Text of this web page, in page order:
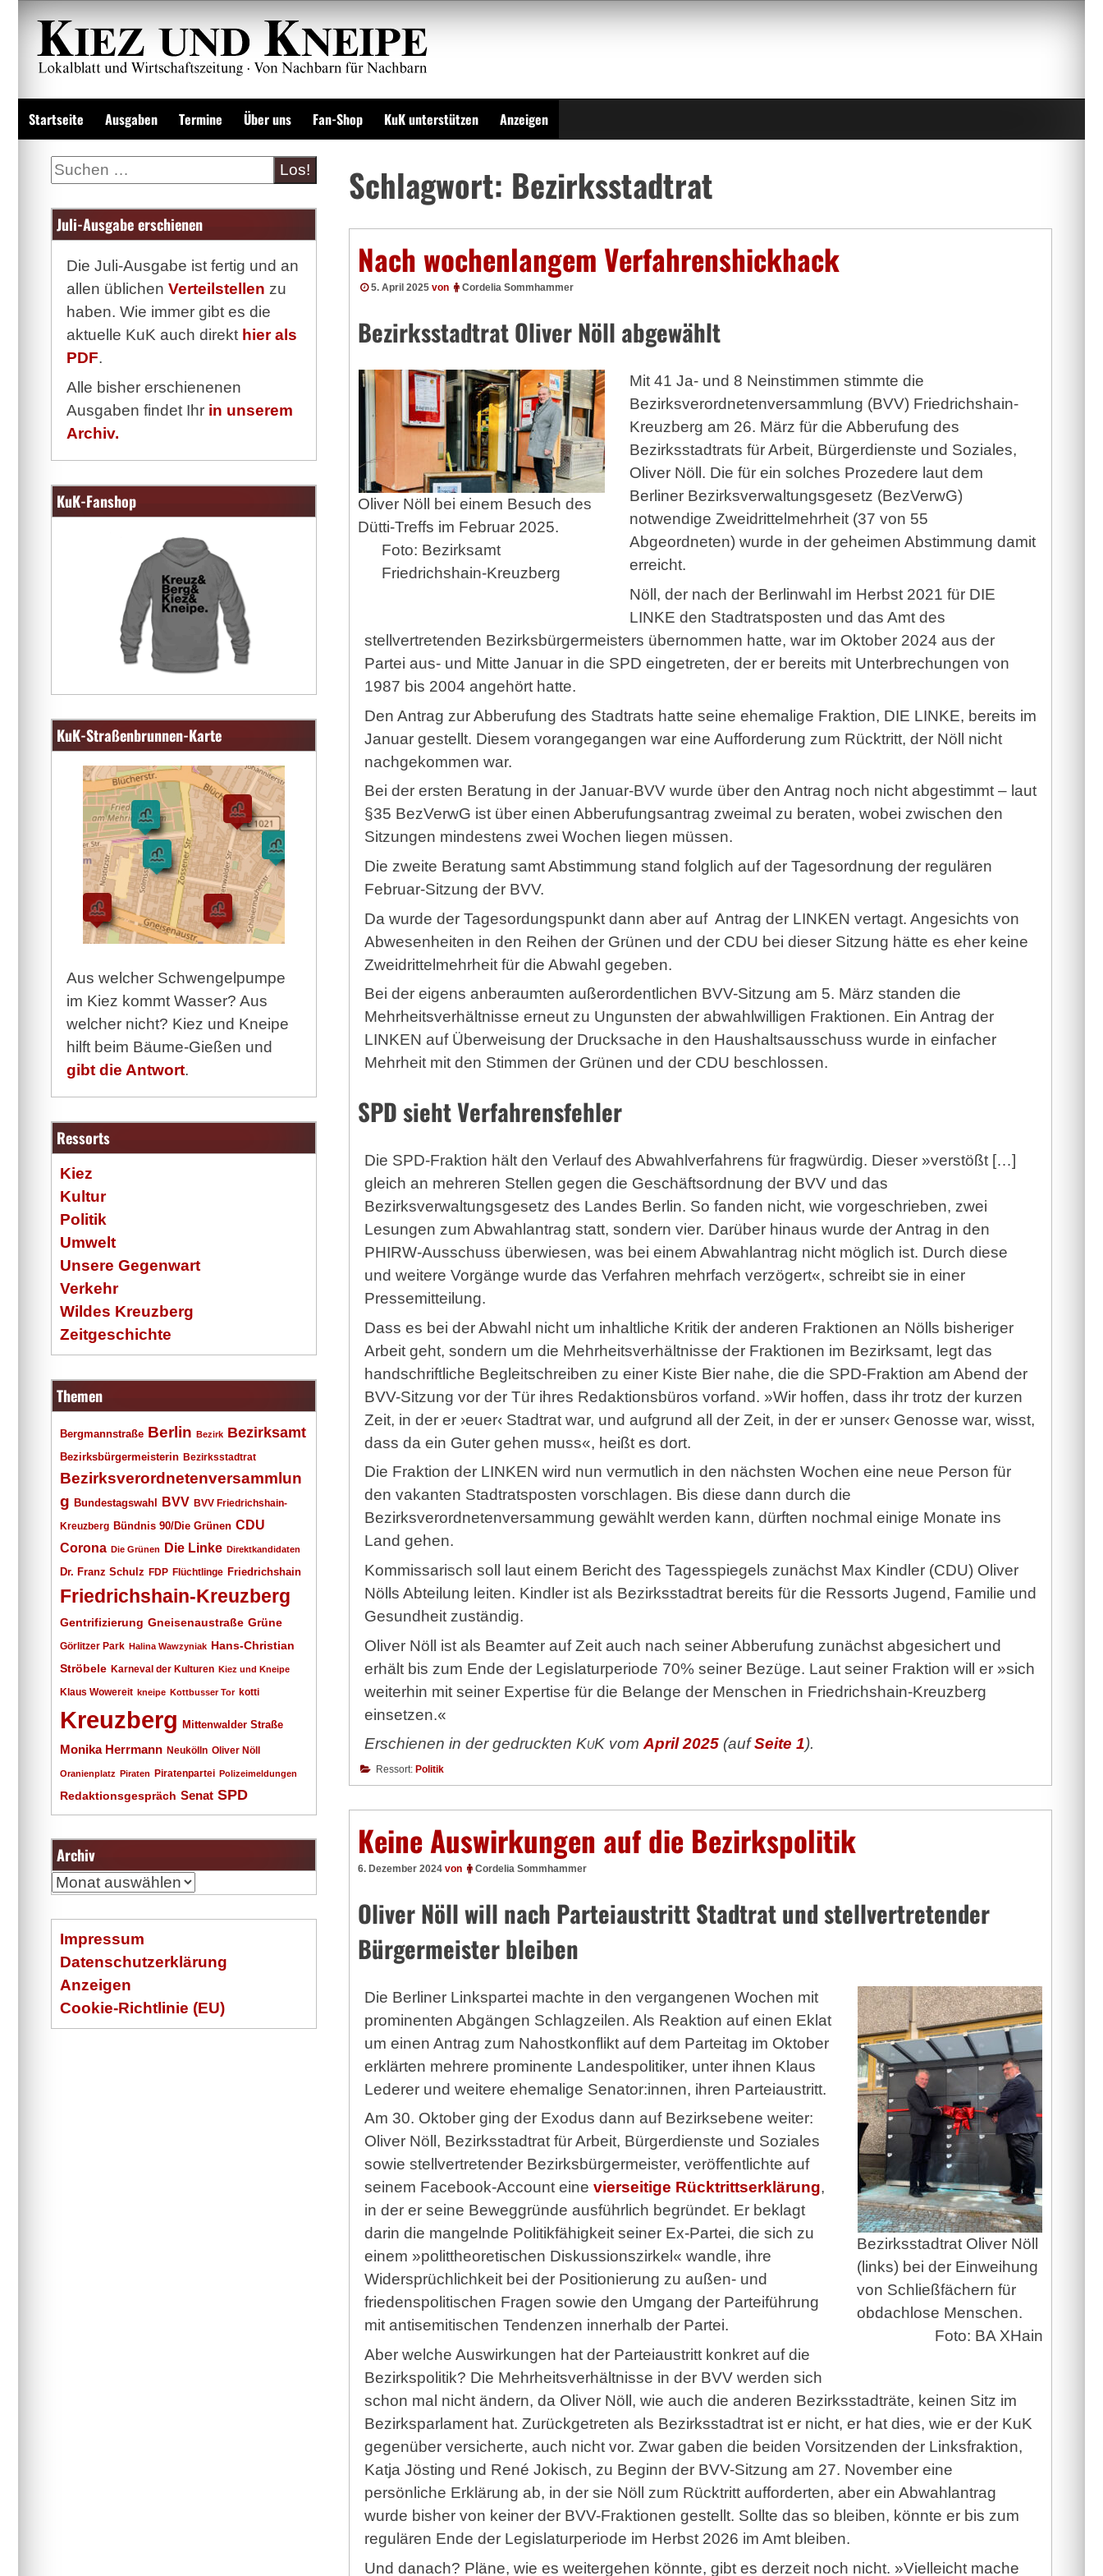
Zum
Inhalt
springen
Startseite Ausgaben Termine Über uns Fan-Shop KuK unterstützen Anzeigen
Schlagwort: Bezirksstadtrat
Nach wochenlangem Verfahrenshickhack
5. April 2025 von Cordelia Sommhammer
Bezirksstadtrat Oliver Nöll abgewählt
Oliver Nöll bei einem Besuch des
Dütti-Treffs im Februar 2025.
Foto: Bezirksamt
Friedrichshain-Kreuzberg
Mit 41 Ja- und 8 Neinstimmen stimmte die
Bezirksverordnetenversammlung (BVV) Friedrichshain-
Kreuzberg am 26. März für die Abberufung des
Bezirksstadtrats für Arbeit, Bürgerdienste und Soziales,
Oliver Nöll. Die für ein solches Prozedere laut dem
Berliner Bezirksverwaltungsgesetz (BezVerwG)
notwendige Zweidrittelmehrheit (37 von 55
Abgeordneten) wurde in der geheimen Abstimmung damit
erreicht.
Nöll, der nach der Berlinwahl im Herbst 2021 für DIE
LINKE den Stadtratsposten und das Amt des
stellvertretenden Bezirksbürgermeisters übernommen hatte, war im Oktober 2024 aus der
Partei aus- und Mitte Januar in die SPD eingetreten, der er bereits mit Unterbrechungen von
1987 bis 2004 angehört hatte.
Den Antrag zur Abberufung des Stadtrats hatte seine ehemalige Fraktion, DIE LINKE, bereits im
Januar gestellt. Diesem vorangegangen war eine Aufforderung zum Rücktritt, der Nöll nicht
nachgekommen war.
Bei der ersten Beratung in der Januar-BVV wurde über den Antrag noch nicht abgestimmt – laut
§35 BezVerwG ist über einen Abberufungsantrag zweimal zu beraten, wobei zwischen den
Sitzungen mindestens zwei Wochen liegen müssen.
Die zweite Beratung samt Abstimmung stand folglich auf der Tagesordnung der regulären
Februar-Sitzung der BVV.
Da wurde der Tagesordungspunkt dann aber auf Antrag der LINKEN vertagt. Angesichts von
Abwesenheiten in den Reihen der Grünen und der CDU bei dieser Sitzung hätte es eher keine
Zweidrittelmehrheit für die Abwahl gegeben.
Bei der eigens anberaumten außerordentlichen BVV-Sitzung am 5. März standen die
Mehrheitsverhältnisse erneut zu Ungunsten der abwahlwilligen Fraktionen. Ein Antrag der
LINKEN auf Überweisung der Drucksache in den Haushaltsausschuss wurde in einfacher
Mehrheit mit den Stimmen der Grünen und der CDU beschlossen.
SPD sieht Verfahrensfehler
Die SPD-Fraktion hält den Verlauf des Abwahlverfahrens für fragwürdig. Dieser »verstößt […]
gleich an mehreren Stellen gegen die Geschäftsordnung der BVV und das
Bezirksverwaltungsgesetz des Landes Berlin. So fanden nicht, wie vorgeschrieben, zwei
Lesungen zum Abwahlantrag statt, sondern vier. Darüber hinaus wurde der Antrag in den
PHIRW-Ausschuss überwiesen, was bei einem Abwahlantrag nicht möglich ist. Durch diese
und weitere Vorgänge wurde das Verfahren mehrfach verzögert«, schreibt sie in einer
Pressemitteilung.
Dass es bei der Abwahl nicht um inhaltliche Kritik der anderen Fraktionen an Nölls bisheriger
Arbeit geht, sondern um die Mehrheitsverhältnisse der Fraktionen im Bezirksamt, legt das
handschriftliche Begleitschreiben zu einer Kiste Bier nahe, die die SPD-Fraktion am Abend der
BVV-Sitzung vor der Tür ihres Redaktionsbüros vorfand. »Wir hoffen, dass ihr trotz der kurzen
Zeit, in der er ›euer‹ Stadtrat war, und aufgrund all der Zeit, in der er ›unser‹ Genosse war, wisst,
dass da ein Guter gehen muss«, heißt es dort.
Die Fraktion der LINKEN wird nun vermutlich in den nächsten Wochen eine neue Person für
den vakanten Stadtratsposten vorschlagen. Bis diese dann durch die
Bezirksverordnetenversammung gewählt werden kann, dürften nochmal einige Monate ins
Land gehen.
Kommissarisch soll laut einem Bericht des Tagesspiegels zunächst Max Kindler (CDU) Oliver
Nölls Abteilung leiten. Kindler ist als Bezirksstadtrat bereits für die Ressorts Jugend, Familie und
Gesundheit zuständig.
Oliver Nöll ist als Beamter auf Zeit auch nach seiner Abberufung zunächst abgesichert und
erhält bis zum Ende der Legislaturperiode 70% seiner Bezüge. Laut seiner Fraktion will er »sich
weiterhin mit seiner Expertise für die Belange der Menschen in Friedrichshain-Kreuzberg
einsetzen.«
Erschienen in der gedruckten KuKvomApril 2025(aufSeite 1).
Ressort: Politik
Keine Auswirkungen auf die Bezirkspolitik
6. Dezember 2024 von Cordelia Sommhammer
Oliver Nöll will nach Parteiaustritt Stadtrat und stellvertretender
Bürgermeister bleiben
Bezirksstadtrat Oliver Nöll
(links) bei der Einweihung
von Schließfächern für
obdachlose Menschen.
Foto: BA XHain
Die Berliner Linkspartei machte in den vergangenen Wochen mit
prominenten Abgängen Schlagzeilen. Als Reaktion auf einen Eklat
um einen Antrag zum Nahostkonflikt auf dem Parteitag im Oktober
erklärten mehrere prominente Landespolitiker, unter ihnen Klaus
Lederer und weitere ehemalige Senator:innen, ihren Parteiaustritt.
Am 30. Oktober ging der Exodus dann auf Bezirksebene weiter:
Oliver Nöll, Bezirksstadtrat für Arbeit, Bürgerdienste und Soziales
sowie stellvertretender Bezirksbürgermeister, veröffentlichte auf
seinem Facebook-Account eine vierseitige Rücktrittserklärung,
in der er seine Beweggründe ausführlich begründet. Er beklagt
darin die mangelnde Politikfähigkeit seiner Ex-Partei, die sich zu
einem »polittheoretischen Diskussionszirkel« wandle, ihre
Widersprüchlichkeit bei der Positionierung zu außen- und
friedenspolitischen Fragen sowie den Umgang der Parteiführung
mit antisemitischen Tendenzen innerhalb der Partei.
Aber welche Auswirkungen hat der Parteiaustritt konkret auf die
Bezirkspolitik? Die Mehrheitsverhältnisse in der BVV werden sich
schon mal nicht ändern, da Oliver Nöll, wie auch die anderen Bezirksstadträte, keinen Sitz im
Bezirksparlament hat. Zurückgetreten als Bezirksstadtrat ist er nicht, er hat dies, wie er der KuK
gegenüber versicherte, auch nicht vor. Zwar gaben die beiden Vorsitzenden der Linksfraktion,
Katja Jösting und René Jokisch, zu Beginn der BVV-Sitzung am 27. November eine
persönliche Erklärung ab, in der sie Nöll zum Rücktritt aufforderten, aber ein Abwahlantrag
wurde bisher von keiner der BVV-Fraktionen gestellt. Sollte das so bleiben, könnte er bis zum
regulären Ende der Legislaturperiode im Herbst 2026 im Amt bleiben.
Und danach? Pläne, wie es weitergehen könnte, gibt es derzeit noch nicht. »Vielleicht mache
Suche
Juli-Ausgabe erschienen
Die Juli-Ausgabe ist fertig und an
allen üblichen Verteilstellen zu
haben. Wie immer gibt es die
aktuelle KuK auch direkt hier als
PDF.
Alle bisher erschienenen
Ausgaben findet Ihr in unserem
Archiv.
KuK-Fanshop
KuK-Straßenbrunnen-Karte
Aus welcher Schwengelpumpe
im Kiez kommt Wasser? Aus
welcher nicht? Kiez und Kneipe
hilft beim Bäume-Gießen und
gibt die Antwort.
Ressorts
Kiez
Kultur
Politik
Umwelt
Unsere Gegenwart
Verkehr
Wildes Kreuzberg
Zeitgeschichte
Themen
Bergmannstraße Berlin Bezirk Bezirksamt
Bezirksbürgermeisterin Bezirksstadtrat
Bezirksverordnetenversammlun
g Bundestagswahl BVV BVV Friedrichshain-
Kreuzberg Bündnis 90/Die Grünen CDU
Corona Die Grünen Die Linke Direktkandidaten
Dr. Franz Schulz FDP Flüchtlinge Friedrichshain
Friedrichshain-Kreuzberg
Gentrifizierung Gneisenaustraße Grüne
Görlitzer Park Halina Wawzyniak Hans-Christian
Ströbele Karneval der Kulturen Kiez und Kneipe
Klaus Wowereit kneipe Kottbusser Tor kotti
Kreuzberg Mittenwalder Straße
Monika Herrmann Neukölln Oliver Nöll
Oranienplatz Piraten Piratenpartei Polizeimeldungen
Redaktionsgespräch Senat SPD
Archiv
Archiv
Impressum
Datenschutzerklärung
Anzeigen
Cookie-Richtlinie (EU)